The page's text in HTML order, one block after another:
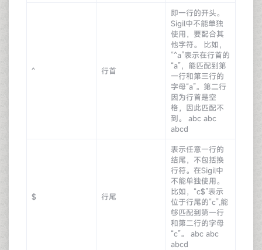
^ 行首
即一行的开头。
Sigil中不能单独
使用，要配合其
他字符。 比如，
“^a”表示在行首的
“a”，能匹配到第
一行和第三行的
字母“a”。第二行
因为行首是空
格，因此匹配不
到。 abc abc
abcd
$ 行尾
表示任意一行的
结尾，不包括换
行符。在Sigil中
不能单独使用。
比如，“c$”表示
位于行尾的“c”,能
够匹配到第一行
和第二行的字母
“c”。 abc abc
abcd